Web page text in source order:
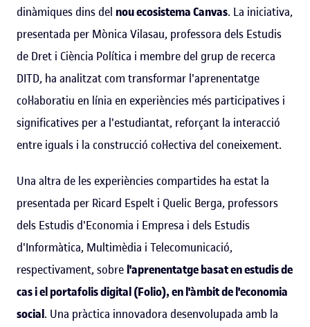
dinàmiques dins del nou ecosistema Canvas. La iniciativa,
presentada per Mònica Vilasau, professora dels Estudis
de Dret i Ciència Política i membre del grup de recerca
DITD, ha analitzat com transformar l'aprenentatge
col·laboratiu en línia en experiències més participatives i
significatives per a l'estudiantat, reforçant la interacció
entre iguals i la construcció col·lectiva del coneixement.
Una altra de les experiències compartides ha estat la
presentada per Ricard Espelt i Quelic Berga, professors
dels Estudis d'Economia i Empresa i dels Estudis
d'Informàtica, Multimèdia i Telecomunicació,
respectivament, sobre l'aprenentatge basat en estudis de
cas i el portafolis digital (Folio), en l'àmbit de l'economia
social. Una pràctica innovadora desenvolupada amb la